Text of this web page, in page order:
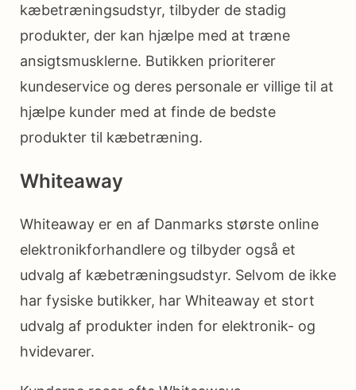
kæbetræningsudstyr, tilbyder de stadig
produkter, der kan hjælpe med at træne
ansigtsmusklerne. Butikken prioriterer
kundeservice og deres personale er villige til at
hjælpe kunder med at finde de bedste
produkter til kæbetræning.
Whiteaway
Whiteaway er en af Danmarks største online
elektronikforhandlere og tilbyder også et
udvalg af kæbetræningsudstyr. Selvom de ikke
har fysiske butikker, har Whiteaway et stort
udvalg af produkter inden for elektronik- og
hvidevarer.